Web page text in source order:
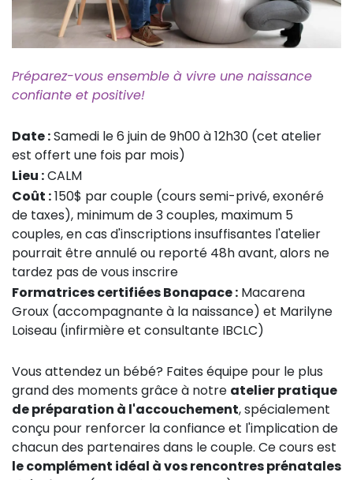
Préparez-vous ensemble à vivre une naissance
confiante et positive!
Date :Samedi le 6 juin de 9h00 à 12h30 (cet atelier
est offert une fois par mois)
Lieu :CALM
Coût :150$ par couple (cours semi-privé, exonéré
de taxes), minimum de 3 couples, maximum 5
couples, en cas d'inscriptions insuffisantes l'atelier
pourrait être annulé ou reporté 48h avant, alors ne
tardez pas de vous inscrire
Formatrices certifiées Bonapace : Macarena
Groux (accompagnante à la naissance) et Marilyne
Loiseau (infirmière et consultante IBCLC)
Vous attendez un bébé? Faites équipe pour le plus
grand des moments grâce à notre atelier pratique
de préparation à l'accouchement, spécialement
conçu pour renforcer la confiance et l'implication de
chacun des partenaires dans le couple. Ce cours est
le complément idéal à vos rencontres prénatales